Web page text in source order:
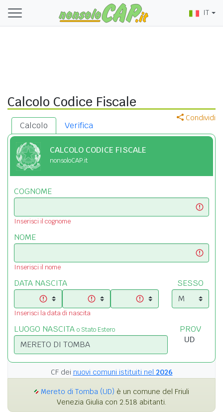
IT
Calcolo Codice Fiscale
Condividi
Calcolo Verifica
CALCOLO CODICE FISCALE
nonsoloCAP.it
COGNOME
Inserisci il cognome
NOME
Inserisci il nome
DATA NASCITA
Inserisci la data di nascita
SESSO
LUOGO NASCITA o Stato Estero PROV
CF dei nuovi comuni istituiti nel 2026
Mereto di Tomba (UD) è un comune del Friuli
Venezia Giulia con 2.518 abitanti.